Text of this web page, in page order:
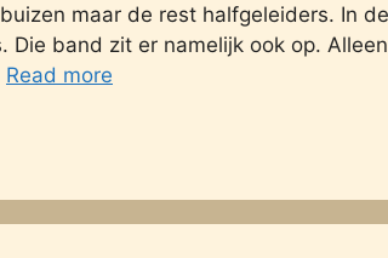
maar de rest halfgeleiders. In
Die band zit er namelijk ook op.
Read more